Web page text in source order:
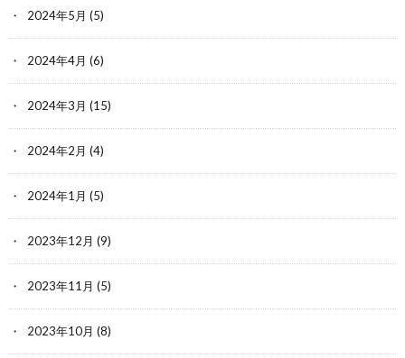
2024年5月 (5)
2024年4月 (6)
2024年3月 (15)
2024年2月 (4)
2024年1月 (5)
2023年12月 (9)
2023年11月 (5)
2023年10月 (8)